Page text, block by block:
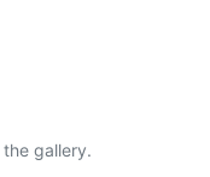
gallery.